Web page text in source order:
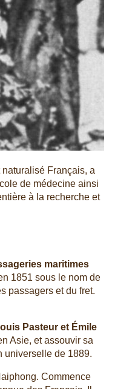
Français, a
de médecine ainsi
à la recherche et
maritimes
1851 sous le nom de
passagers et du fret.
Pasteur et Émile
Asie, et assouvir sa
universelle de 1889.
Commence